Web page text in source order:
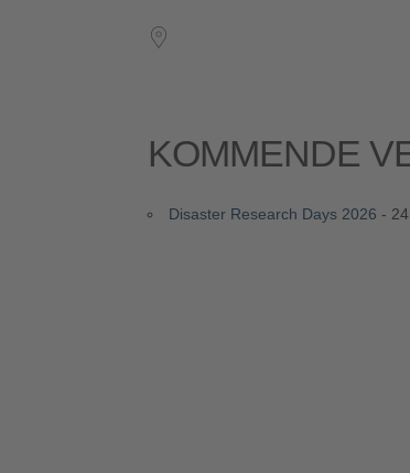
KOMMENDE
Disaster Research Days 2026 -